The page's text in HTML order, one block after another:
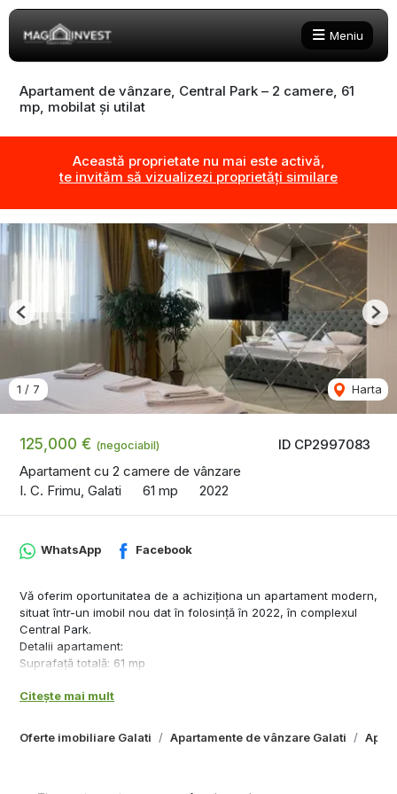
Meniu
Apartament de vânzare, Central Park – 2 camere, 61
mp, mobilat și utilat
Această proprietate nu mai este activă,
te invităm să vizualizezi proprietăți similare
ID CP2997083
125,000 € (negociabil)
Apartament cu 2 camere de vânzare
I. C. Frimu, Galati
61 mp 2022
1 / 7 Harta
Previous
Oferte imobiliare Galati Apartamente de vânzare Galati
WhatsApp Facebook
Vă oferim oportunitatea de a achiziționa un apartament modern,
situat într-un imobil nou dat în folosință în 2022, în complexul
Central Park.
Detalii apartament:
Suprafață totală: 61 mp
baie cu cadă
Mobilat și utilat complet, stil premium
Dotări de top: încălzire în pardoseală, aer condiționat, centrală
Citește mai mult